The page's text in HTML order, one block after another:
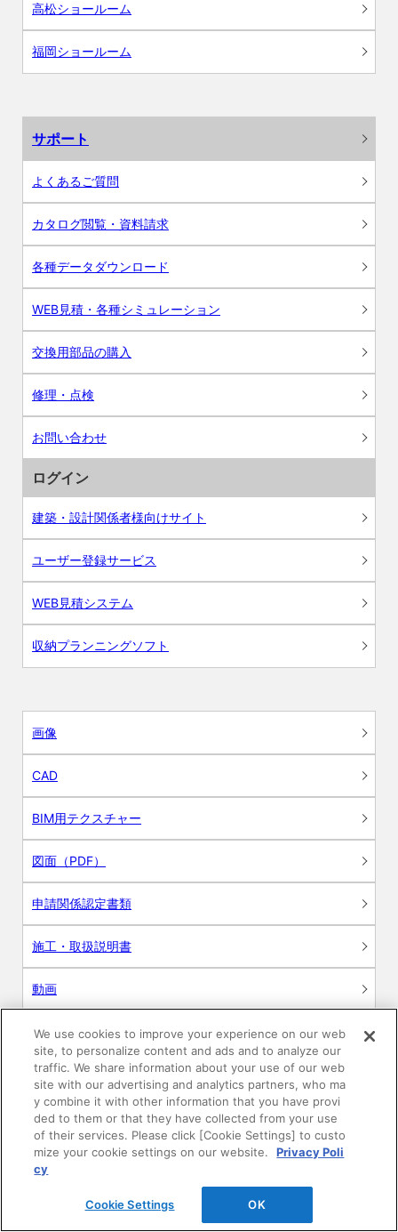
高松ショールーム
福岡ショールーム
サポート
よくあるご質問
カタログ閲覧・資料請求
各種データダウンロード
WEB見積・各種シミュレーション
交換用部品の購入
修理・点検
お問い合わせ
ログイン
建築・設計関係者様向けサイト
ユーザー登録サービス
WEB見積システム
収納プランニングソフト
画像
CAD
BIM用テクスチャー
図面（PDF）
申請関係認定書類
施工・取扱説明書
動画
シミュレーションツール
24時間換気システム〈エアスマート〉
簡易設計見積ソフト
R&Dセンター環境測定・分析サービス
商品マスター申し込み
We use cookies to improve your experience on our web
site, to personalize content and ads and to analyze our
traffic. We share information about your use of our web
site with our advertising and analytics partners, who ma
y combine it with other information that you have provi
ded to them or that they have collected from your use
of their services. Please click [Cookie Settings] to custo
mize your cookie settings on our website.
Privacy Poli
cy
Cookie Settings OK